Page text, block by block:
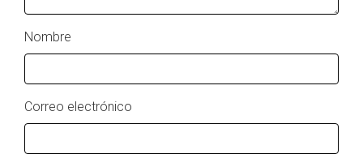
Nombre
Correo electrónico